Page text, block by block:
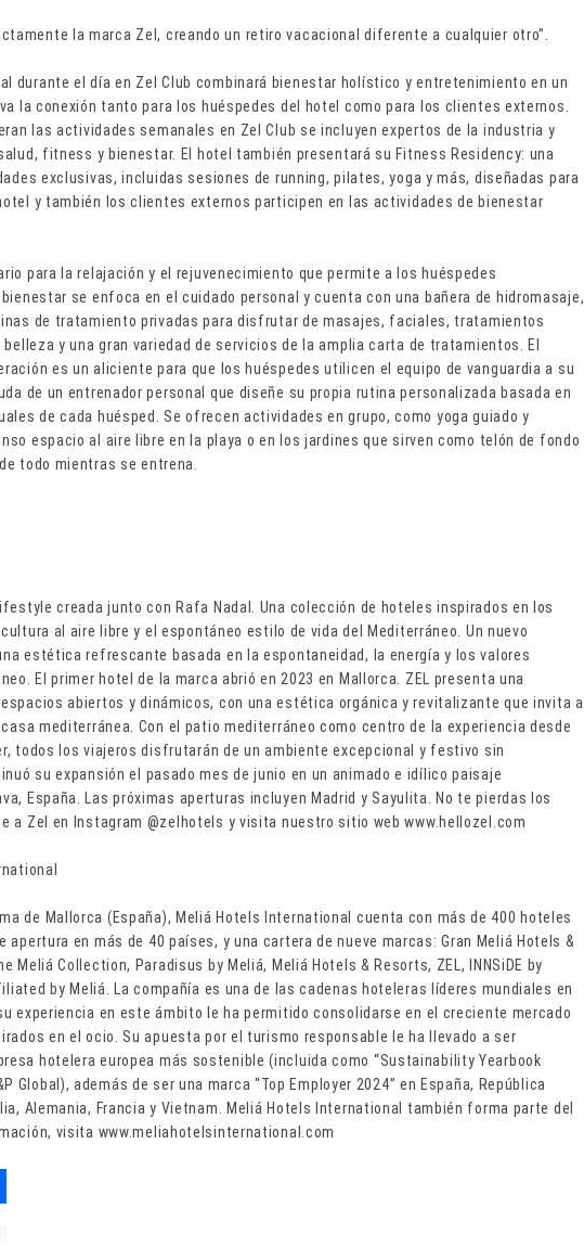
la marca Zel, creando un retiro vacacional diferente a cualquier otro”.
durante el día en Zel Club combinará bienestar holístico y entretenimiento en un
la conexión tanto para los huéspedes del hotel como para los clientes externos.
las actividades semanales en Zel Club se incluyen expertos de la industria y
fitness y bienestar. El hotel también presentará su Fitness Residency: una
exclusivas, incluidas sesiones de running, pilates, yoga y más, diseñadas para
y también los clientes externos participen en las actividades de bienestar
para la relajación y el rejuvenecimiento que permite a los huéspedes
se enfoca en el cuidado personal y cuenta con una bañera de hidromasaje,
de tratamiento privadas para disfrutar de masajes, faciales, tratamientos
y una gran variedad de servicios de la amplia carta de tratamientos. El
es un aliciente para que los huéspedes utilicen el equipo de vanguardia a su
de un entrenador personal que diseñe su propia rutina personalizada basada en
de cada huésped. Se ofrecen actividades en grupo, como yoga guiado y
espacio al aire libre en la playa o en los jardines que sirven como telón de fondo
todo mientras se entrena.
creada junto con Rafa Nadal. Una colección de hoteles inspirados en los
al aire libre y el espontáneo estilo de vida del Mediterráneo. Un nuevo
estética refrescante basada en la espontaneidad, la energía y los valores
El primer hotel de la marca abrió en 2023 en Mallorca. ZEL presenta una
abiertos y dinámicos, con una estética orgánica y revitalizante que invita a
mediterránea. Con el patio mediterráneo como centro de la experiencia desde
todos los viajeros disfrutarán de un ambiente excepcional y festivo sin
su expansión el pasado mes de junio en un animado e idílico paisaje
España. Las próximas aperturas incluyen Madrid y Sayulita. No te pierdas los
a Zel en Instagram @zelhotels y visita nuestro sitio web www.hellozel.com
de Mallorca (España), Meliá Hotels International cuenta con más de 400 hoteles
apertura en más de 40 países, y una cartera de nueve marcas: Gran Meliá Hotels &
Meliá Collection, Paradisus by Meliá, Meliá Hotels & Resorts, ZEL, INNSiDE by
by Meliá. La compañía es una de las cadenas hoteleras líderes mundiales en
experiencia en este ámbito le ha permitido consolidarse en el creciente mercado
en el ocio. Su apuesta por el turismo responsable le ha llevado a ser
hotelera europea más sostenible (incluida como “Sustainability Yearbook
Global), además de ser una marca “Top Employer 2024” en España, República
Alemania, Francia y Vietnam. Meliá Hotels International también forma parte del
visita www.meliahotelsinternational.com